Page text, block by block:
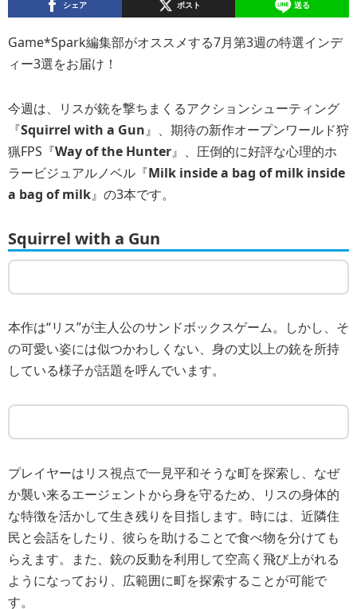
シェア ポスト 送る
Game*Spark編集部がオススメする7月第3週の特選インデ
ィー3選をお届け！
今週は、リスが銃を撃ちまくるアクションシューティング
『Squirrel with a Gun』、期待の新作オープンワールド狩
猟FPS『Way of the Hunter』、圧倒的に好評な心理的ホ
ラービジュアルノベル『Milk inside a bag of milk inside
a bag of milk』の3本です。
Squirrel with a Gun
本作は“リス”が主人公のサンドボックスゲーム。しかし、そ
の可愛い姿には似つかわしくない、身の丈以上の銃を所持
している様子が話題を呼んでいます。
プレイヤーはリス視点で一見平和そうな町を探索し、なぜ
か襲い来るエージェントから身を守るため、リスの身体的
な特徴を活かして生き残りを目指します。時には、近隣住
民と会話をしたり、彼らを助けることで食べ物を分けても
らえます。また、銃の反動を利用して空高く飛び上がれる
ようになっており、広範囲に町を探索することが可能で
す。